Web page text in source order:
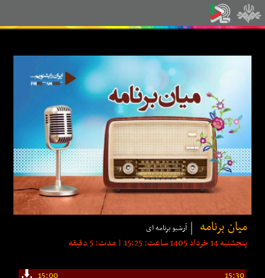
میان برنامه آرشیو برنامه ای
پنجشنبه 14 خرداد 1405 ساعت: 15:25 | مدت: 5 دقیقه